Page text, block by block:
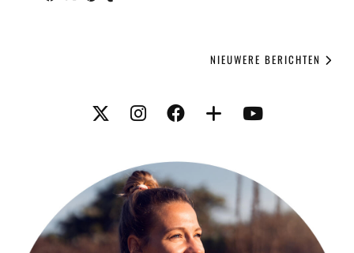
NIEUWERE BERICHTEN